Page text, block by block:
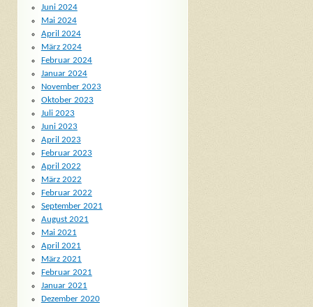
Juni 2024
Mai 2024
April 2024
März 2024
Februar 2024
Januar 2024
November 2023
Oktober 2023
Juli 2023
Juni 2023
April 2023
Februar 2023
April 2022
März 2022
Februar 2022
September 2021
August 2021
Mai 2021
April 2021
März 2021
Februar 2021
Januar 2021
Dezember 2020